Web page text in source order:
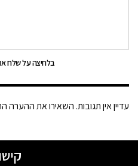
בלחיצה על שלח
עדיין אין תגובות. השאירו את ההערה